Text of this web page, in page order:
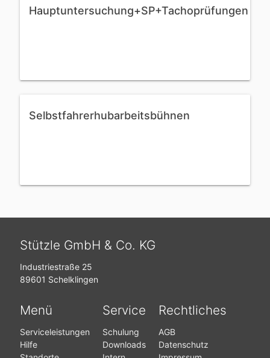
Hauptuntersuchung+SP+Tachoprüfungen
Selbstfahrerhubarbeitsbühnen
Stützle GmbH & Co. KG
Industriestraße 25
89601 Schelklingen
Menü
Serviceleistungen
Hilfe
Service
Schulung
Downloads
Rechtliches
AGB
Datenschutz